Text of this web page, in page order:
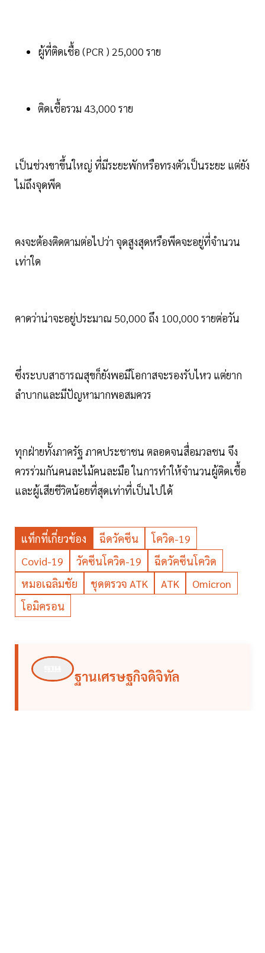
ผู้ที่ติดเชื้อ (PCR ) 25,000 ราย
ติดเชื้อรวม 43,000 ราย
เป็นช่วงขาขึ้นใหญ่ ที่มีระยะพักหรือทรงตัวเป็นระยะ แต่ยัง
ไม่ถึงจุดพีค
คงจะต้องติดตามต่อไปว่า จุดสูงสุดหรือพีคจะอยู่ที่จำนวน
เท่าใด
คาดว่าน่าจะอยู่ประมาณ 50,000 ถึง 100,000 รายต่อวัน
ซึ่งระบบสาธารณสุขก็ยังพอมีโอกาสจะรองรับไหว แต่ยาก
ลำบากและมีปัญหามากพอสมควร
ทุกฝ่ายทั้งภาครัฐ ภาคประชาชน ตลอดจนสื่อมวลชน จึง
ควรร่วมกันคนละไม้คนละมือ ในการทำให้จำนวนผู้ติดเชื้อ
และผู้เสียชีวิตน้อยที่สุดเท่าที่เป็นไปได้
แท็กที่เกี่ยวข้อง ฉีดวัคซีน
โควิด-19
Covid-19
วัคซีนโควิด-19
ฉีดวัคซีนโควิด
หมอเฉลิมชัย
ชุดตรวจ ATK ATK
Omicron
โอมิครอน
ฐานเศรษฐกิจดิจิทัล